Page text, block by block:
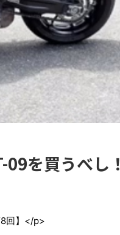
09を買うべし！
回】</p>